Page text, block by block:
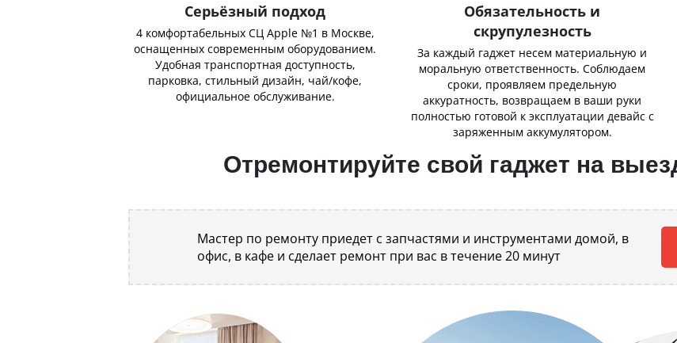
Серьёзный подход
4 комфортабельных СЦ Apple №1 в Москве,
оснащенных современным оборудованием.
Удобная транспортная доступность,
парковка, стильный дизайн, чай/кофе,
официальное обслуживание.
Обязательность и
скрупулезность
За каждый гаджет несем материальную и
моральную ответственность. Соблюдаем
сроки, проявляем предельную
аккуратность, возвращаем в ваши руки
полностью готовой к эксплуатации девайс с
заряженным аккумулятором.
Отремонтируйте свой гаджет на
Мастер по ремонту приедет с запчастями и инструментами домой, в
офис, в кафе и сделает ремонт при вас в течение 20 минут